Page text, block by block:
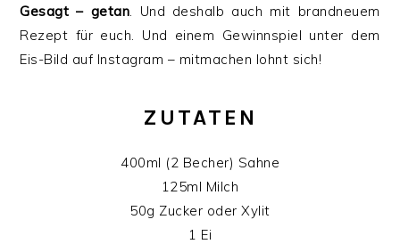
Gesagt – getan . Und deshalb auch mit brandneuem
Rezept für euch. Und einem Gewinnspiel unter dem
Eis-Bild auf Instagram – mitmachen lohnt sich!
ZUTATEN
400ml (2 Becher) Sahne
125ml Milch
50g Zucker oder Xylit
1 Ei